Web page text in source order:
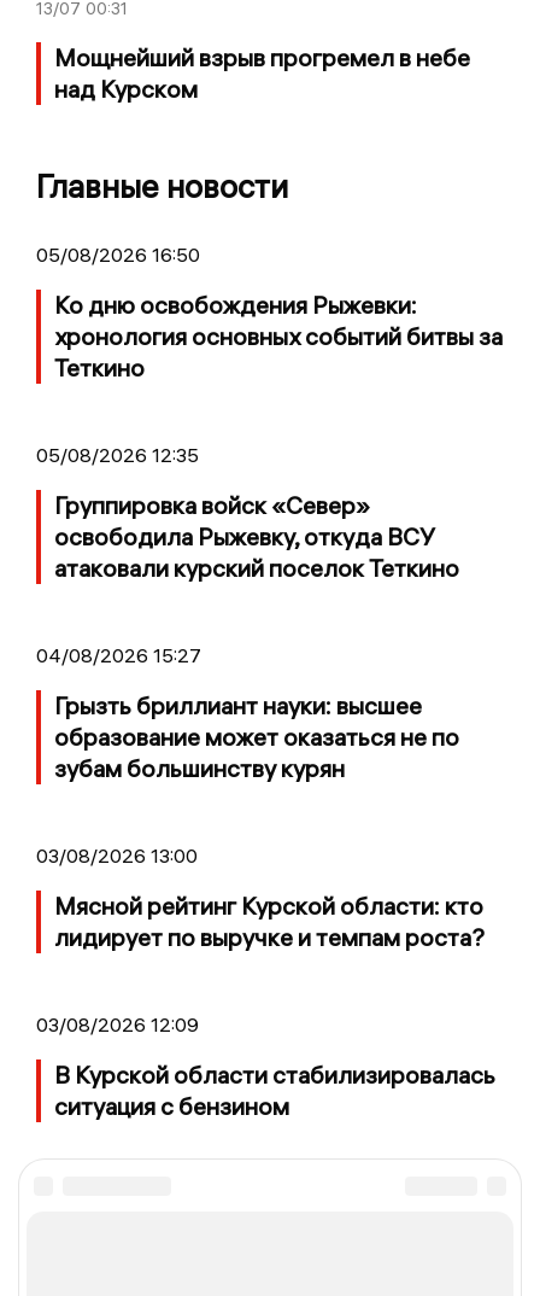
13/07 00:31
Мощнейший взрыв прогремел в небе
над Курском
Главные новости
05/08/2026 16:50
Ко дню освобождения Рыжевки:
хронология основных событий битвы за
Теткино
05/08/2026 12:35
Группировка войск «Север»
освободила Рыжевку, откуда ВСУ
атаковали курский поселок Теткино
04/08/2026 15:27
Грызть бриллиант науки: высшее
образование может оказаться не по
зубам большинству курян
03/08/2026 13:00
Мясной рейтинг Курской области: кто
лидирует по выручке и темпам роста?
03/08/2026 12:09
В Курской области стабилизировалась
ситуация с бензином